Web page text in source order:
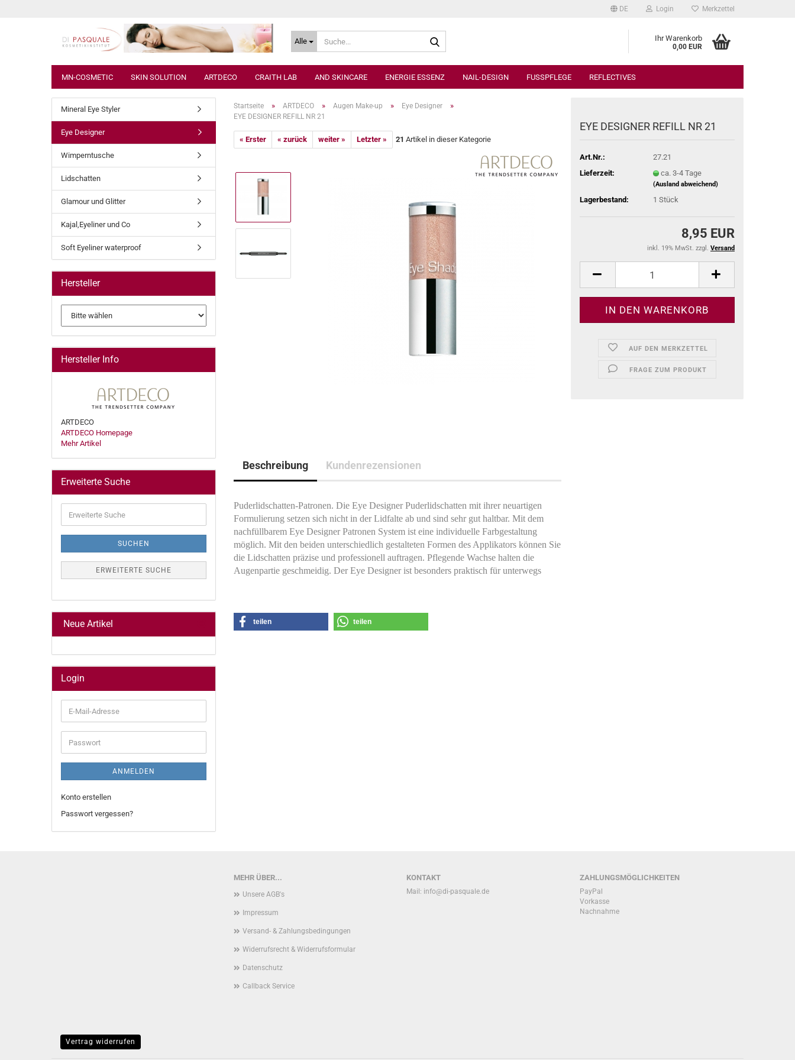
DE Login Merkzettel
Alle Ihr Warenkorb
0,00 EUR
MN-COSMETIC SKIN SOLUTION ARTDECO CRAITH LAB AND SKINCARE ENERGIE ESSENZ NAIL-DESIGN FUSSPFLEGE REFLECTIVES
Startseite » ARTDECO » Augen Make-up » Eye Designer »
EYE DESIGNER REFILL NR 21
« Erster « zurück weiter » Letzter » 21 Artikel in dieser Kategorie
EYE DESIGNER REFILL NR 21
Art.Nr.:
27.21
Lieferzeit:
ca. 3-4 Tage
(Ausland abweichend)
Lagerbestand: 1 Stück
8,95 EUR
inkl. 19% MwSt. zzgl. Versand
AUF DEN MERKZETTEL
FRAGE ZUM PRODUKT
Beschreibung Kundenrezensionen
Puderlidschatten-Patronen. Die Eye Designer Puderlidschatten mit ihrer neuartigen
Formulierung setzen sich nicht in der Lidfalte ab und sind sehr gut haltbar. Mit dem
nachfüllbarem Eye Designer Patronen System ist eine individuelle Farbgestaltung
möglich. Mit den beiden unterschiedlich gestalteten Formen des Applikators können Sie
die Lidschatten präzise und professionell auftragen. Pflegende Wachse halten die
Augenpartie geschmeidig. Der Eye Designer ist besonders praktisch für unterwegs
teilen teilen
Mineral Eye Styler
Eye Designer
Wimperntusche
Lidschatten
Glamour und Glitter
Kajal,Eyeliner und Co
Soft Eyeliner waterproof
Hersteller
Hersteller Info
ARTDECO
ARTDECO Homepage
Mehr Artikel
Erweiterte Suche
Suche
SUCHEN
ERWEITERTE SUCHE
Neue Artikel
Login
E-
Mail-
Adresse
Passwort
ANMELDEN
Konto erstellen
Passwort vergessen?
MEHR ÜBER...
Unsere AGB's
Impressum
Versand- & Zahlungsbedingungen
Widerrufsrecht & Widerrufsformular
Datenschutz
Callback Service
KONTAKT
Mail: info@di-pasquale.de
ZAHLUNGSMÖGLICHKEITEN
PayPal
Vorkasse
Nachnahme
Vertrag widerrufen